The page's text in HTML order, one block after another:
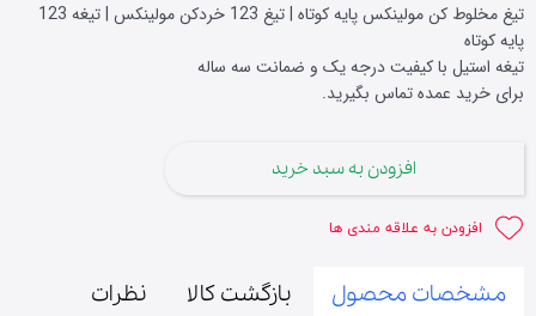
تیغ مخلوط کن مولینکس پایه کوتاه | تیغ 123 خردکن مولینکس | تیغه 123
پایه کوتاه
تیغه استیل با کیفیت درجه یک و ضمانت سه ساله
برای خرید عمده تماس بگیرید.
افزودن به سبد خرید
افزودن به علاقه مندی ها
مشخصات محصول بازگشت کالا نظرات